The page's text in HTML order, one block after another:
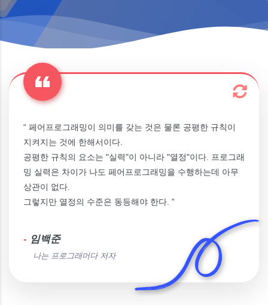
“ 페어프로그래밍이 의미를 갖는 것은 물론 공평한 규칙이
지켜지는 것에 한해서이다.
공평한 규칙의 요소는 "실력"이 아니라 "열정"이다. 프로그래
밍 실력은 차이가 나도 페어프로그래밍을 수행하는데 아무
상관이 없다.
그렇지만 열정의 수준은 동등해야 한다. ”
- 임백준
나는 프로그래머다 저자